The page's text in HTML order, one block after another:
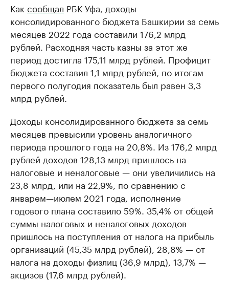
Как сообщал РБК Уфа, доходы
консолидированного бюджета Башкирии за семь
месяцев 2022 года составили 176,2 млрд
рублей. Расходная часть казны за этот же
период достигла 175,11 млрд рублей. Профицит
бюджета составил 1,1 млрд рублей, по итогам
первого полугодия показатель был равен 3,3
млрд рублей.
Доходы консолидированного бюджета за семь
месяцев превысили уровень аналогичного
периода прошлого года на 20,8%. Из 176,2 млрд
рублей доходов 128,13 млрд пришлось на
налоговые и неналоговые — они увеличились на
23,8 млрд, или на 22,9%, по сравнению с
январем—июлем 2021 года, исполнение
годового плана составило 59%. 35,4% от общей
суммы налоговых и неналоговых доходов
пришлось на поступления от налога на прибыль
организаций (45,35 млрд рублей), 28,8% — от
налога на доходы физлиц (36,9 млрд), 13,7% —
акцизов (17,6 млрд рублей).